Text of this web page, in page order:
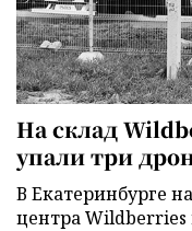
На склад
упали три
В Екатеринбурге
центра Wildberries